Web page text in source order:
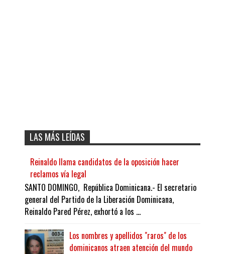
LAS MÁS LEÍDAS
Reinaldo llama candidatos de la oposición hacer
reclamos vía legal
SANTO DOMINGO, República Dominicana.- El secretario
general del Partido de la Liberación Dominicana,
Reinaldo Pared Pérez, exhortó a los ...
Los nombres y apellidos "raros" de los
dominicanos atraen atención del mundo